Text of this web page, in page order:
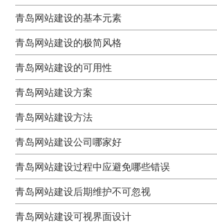
青岛网站建设的基本元素
青岛网站建设的极简风格
青岛网站建设的可用性
青岛网站建设方案
青岛网站建设方法
青岛网站建设公司哪家好
青岛网站建设过程中应避免哪些错误
青岛网站建设后期维护不可忽视
青岛网站建设可视界面设计